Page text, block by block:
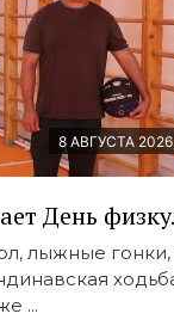
8 АВГУСТА
День
лыжные гонки,
...